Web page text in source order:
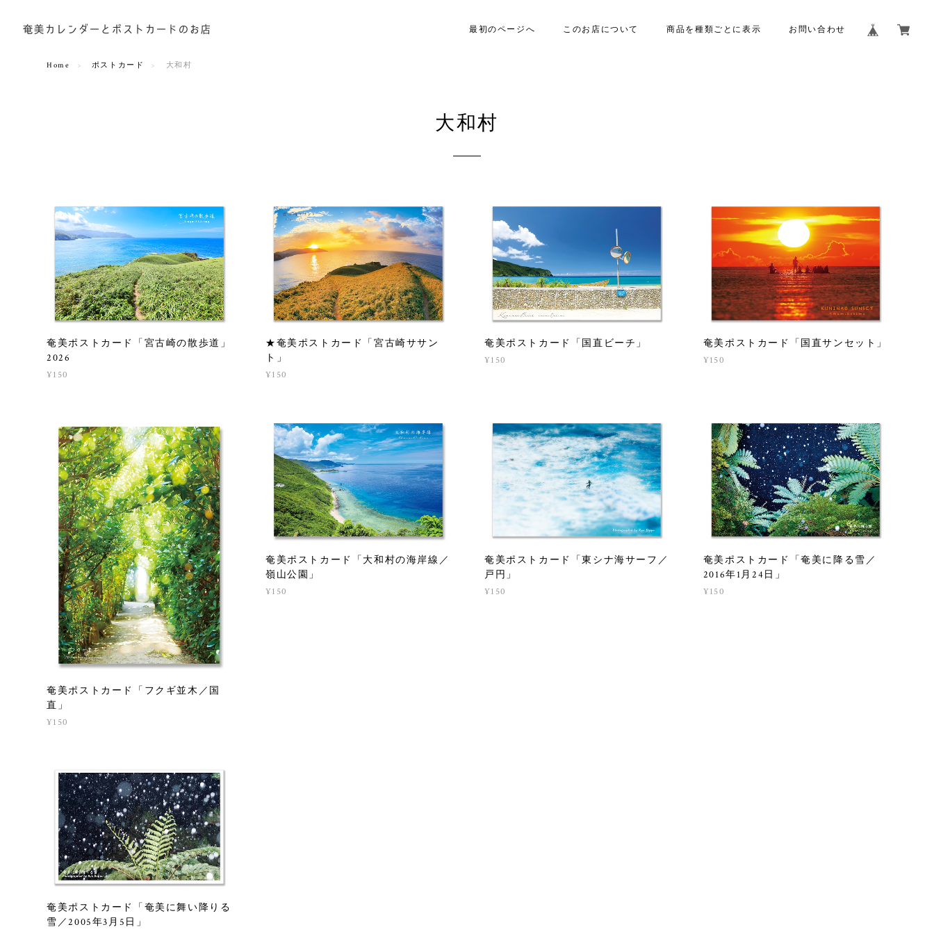
最初のページへ このお店について 商品を種類ごとに表示 お問い合わせ
Home ポストカード 大和村
大和村
奄美ポストカード「宮古崎の散歩道」
2026
¥150
★奄美ポストカード「宮古崎ササン
ト」
¥150
奄美ポストカード「国直ビーチ」
¥150
奄美ポストカード「国直サンセット」
¥150
奄美ポストカード「フクギ並木／国
直」
¥150
奄美ポストカード「大和村の海岸線／
嶺山公園」
¥150
奄美ポストカード「東シナ海サーフ／
戸円」
¥150
奄美ポストカード「奄美に降る雪／
2016年1月24日」
¥150
奄美ポストカード「奄美に舞い降りる
雪／2005年3月5日」